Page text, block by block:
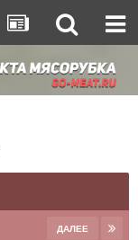
ДАЛЕЕ